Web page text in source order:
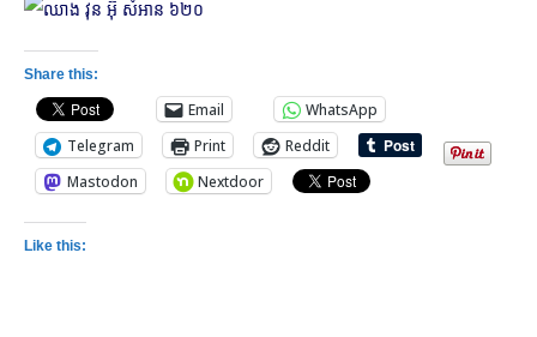
Share this:
Email
WhatsApp
Telegram
Print
Reddit
Mastodon
Nextdoor
Like this: